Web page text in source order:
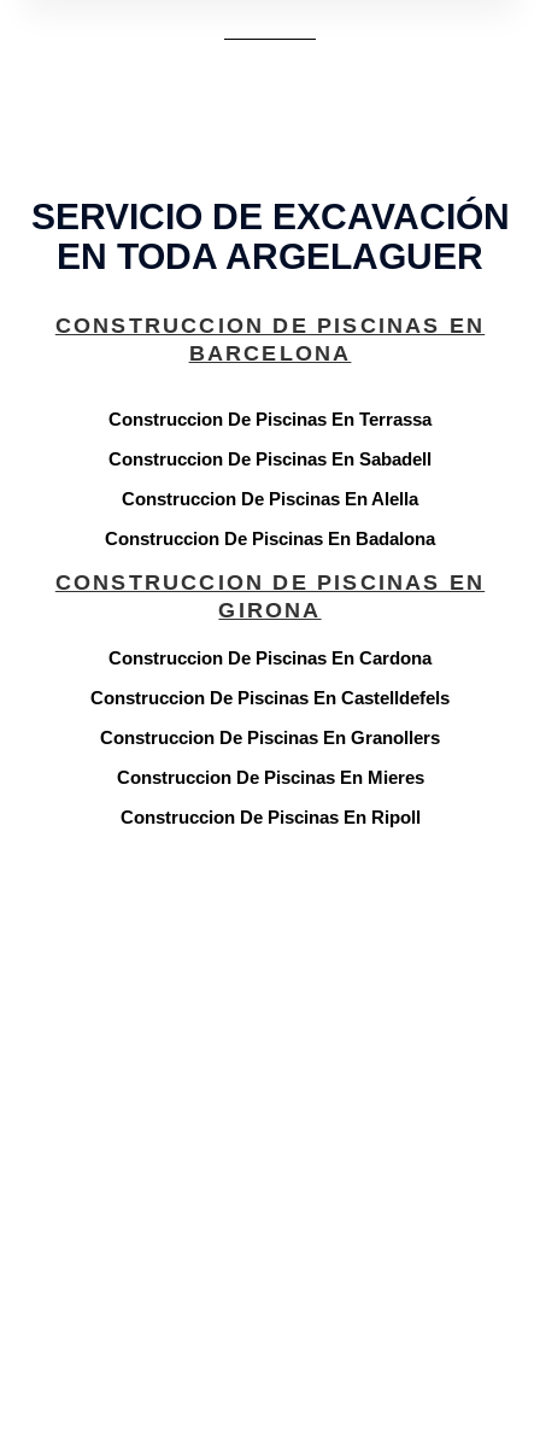
SERVICIO DE EXCAVACIÓN
EN TODA ARGELAGUER
CONSTRUCCION DE PISCINAS EN
BARCELONA
Construccion De Piscinas En Terrassa
Construccion De Piscinas En Sabadell
Construccion De Piscinas En Alella
Construccion De Piscinas En Badalona
CONSTRUCCION DE PISCINAS EN
GIRONA
Construccion De Piscinas En Cardona
Construccion De Piscinas En Castelldefels
Construccion De Piscinas En Granollers
Construccion De Piscinas En Mieres
Construccion De Piscinas En Ripoll